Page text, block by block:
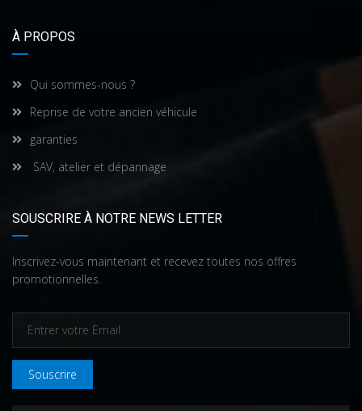
À PROPOS
Qui sommes-nous ?
Reprise de votre ancien véhicule
garanties
SAV, atelier et dépannage
SOUSCRIRE À NOTRE NEWS LETTER
Inscrivez-vous maintenant et recevez toutes nos offres
promotionnelles.
Souscrire